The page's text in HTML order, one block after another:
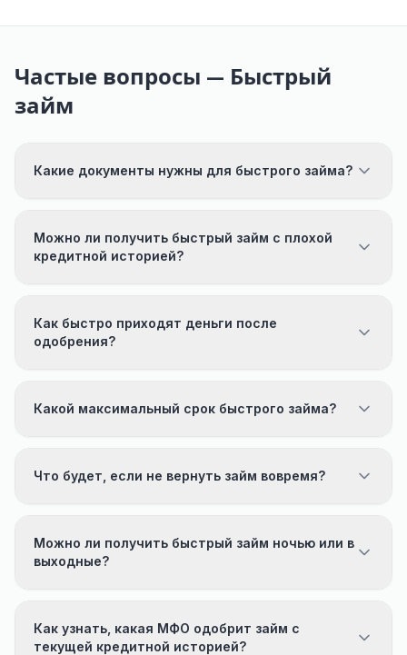
Частые вопросы — Быстрый
займ
Какие документы нужны для быстрого займа?
Можно ли получить быстрый займ с плохой
кредитной историей?
Как быстро приходят деньги после
одобрения?
Какой максимальный срок быстрого займа?
Что будет, если не вернуть займ вовремя?
Можно ли получить быстрый займ ночью или в
выходные?
Как узнать, какая МФО одобрит займ с
текущей кредитной историей?